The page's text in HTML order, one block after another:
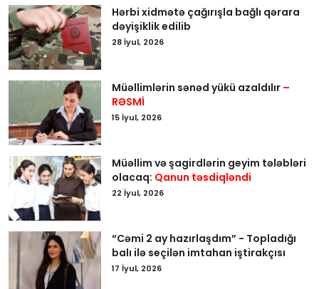
Hərbi xidmətə çağırışla bağlı qərara
dəyişiklik edilib
28 İyul, 2026
Müəllimlərin sənəd yükü azaldılır –
RƏSMİ
15 İyul, 2026
Müəllim və şagirdlərin geyim tələbləri
olacaq: Qanun təsdiqləndi
22 İyul, 2026
“Cəmi 2 ay hazırlaşdım” - Topladığı
balı ilə seçilən imtahan iştirakçısı
17 İyul, 2026